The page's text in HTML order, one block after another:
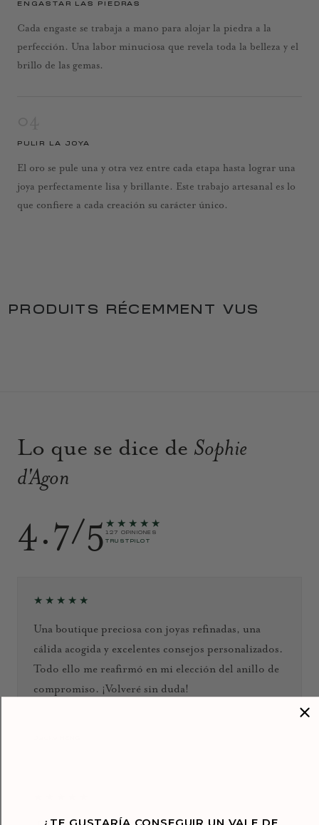
ENGASTAR LAS PIEDRAS
Cada engaste se trabaja a mano para alojar la piedra a la
perfección. Una labor minuciosa que revela toda la belleza y el
brillo de las gemas.
PULIR LA JOYA
El oro se pule una y otra vez entre cada etapa hasta lograr una
joya perfectamente lisa y brillante. Este trabajo artesanal es lo
que confiere a cada creación su carácter único.
PRODUITS RÉCEMMENT VUS
Lo que se dice de Sophie
d'Agon
4.7/5 ★★★★★
127 OPINIONES
TRUSTPILOT
★★★★★
Una boutique preciosa con joyas refinadas, una
cálida acogida y excelentes consejos personalizados.
Todo ello me reafirmó en mi elección del anillo de
compromiso. ¡Volveré sin duda!